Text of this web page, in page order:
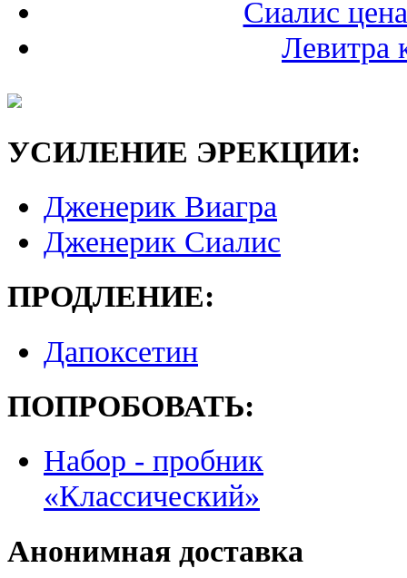
Сиалис
Левитра
УСИЛЕНИЕ ЭРЕКЦИИ:
Дженерик Виагра
Дженерик Сиалис
ПРОДЛЕНИЕ:
Дапоксетин
ПОПРОБОВАТЬ:
Набор - пробник
«Классический»
Анонимная доставка